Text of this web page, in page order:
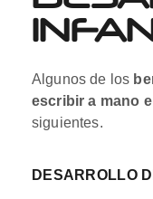
Algunos de los
escribir a mano
siguientes.
DESARROLLO